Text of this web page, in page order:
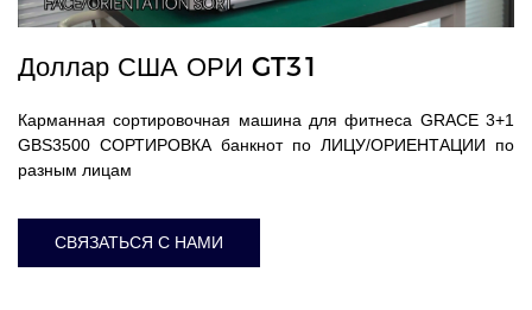
Доллар США ОРИ GT31
Карманная сортировочная машина для фитнеса GRACE 3+1
GBS3500 СОРТИРОВКА банкнот по ЛИЦУ/ОРИЕНТАЦИИ по
разным лицам
СВЯЗАТЬСЯ С НАМИ